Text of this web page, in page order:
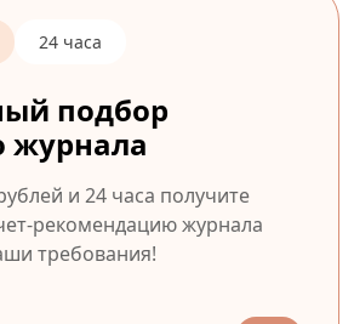
24 часа
подбор
журнала
и 24 часа получите
рекомендацию журнала
требования!